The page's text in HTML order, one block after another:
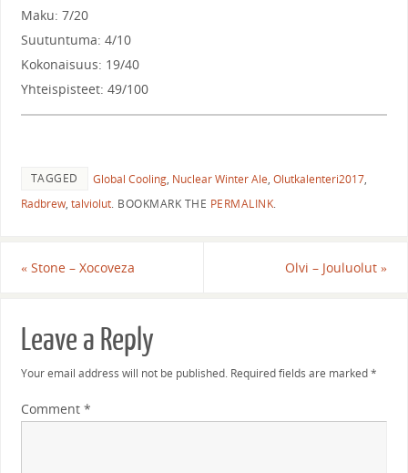
Maku: 7/20
Suutuntuma: 4/10
Kokonaisuus: 19/40
Yhteispisteet: 49/100
TAGGED Global Cooling, Nuclear Winter Ale, Olutkalenteri2017,
Radbrew, talviolut. BOOKMARK THE PERMALINK.
«Stone – Xocoveza Olvi – Jouluolut»
Leave a Reply
Your email address will not be published. Required fields are marked*
Comment *